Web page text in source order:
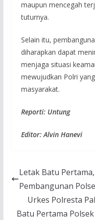
maupun mencegah
tuturnya.
Selain itu,
diharapkan dapat
menjaga situasi
mewujudkan Polri
masyarakat.
Reporti: Untung
Editor: Alvin Hanevi
Letak Batu
Pembangunan
Urkes Polresta
Batu Pertama